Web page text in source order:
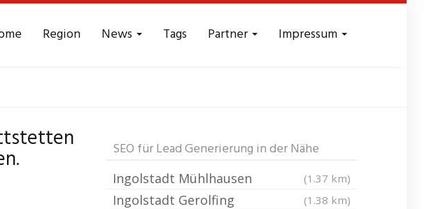
Region News Tags Partner Impressum
Leads - Reichweite
SEO für Lead Generierung in der Nähe
Ingolstadt Mühlhausen (1.37 km)
Ingolstadt Gerolfing (1.38 km)